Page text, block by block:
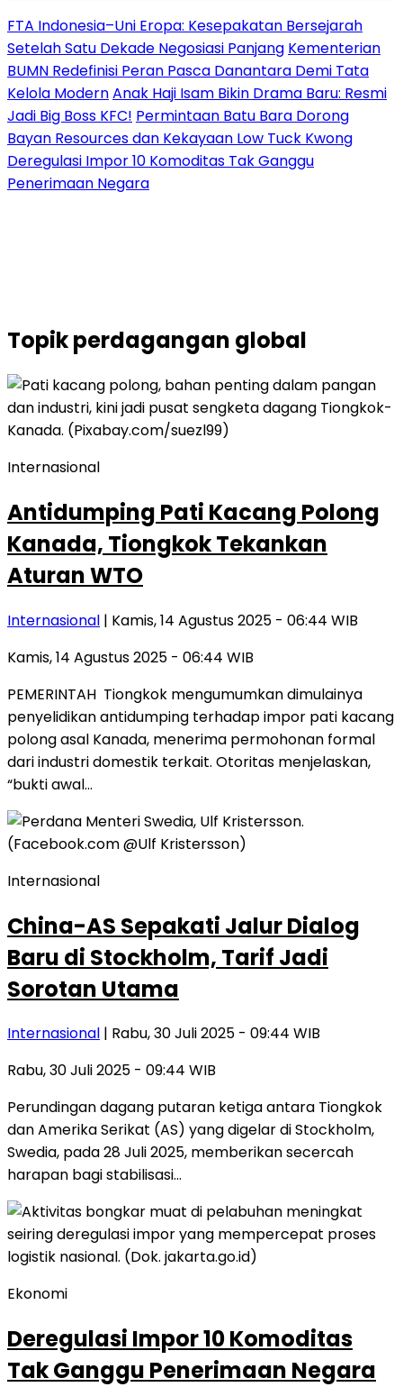
FTA Indonesia–Uni Eropa: Kesepakatan Bersejarah
Setelah Satu Dekade Negosiasi Panjang Kementerian
BUMN Redefinisi Peran Pasca Danantara Demi Tata
Kelola ModernAnak Haji Isam Bikin Drama Baru: Resmi
Jadi Big Boss KFC! Permintaan Batu Bara Dorong
Bayan Resources dan Kekayaan Low Tuck Kwong
Deregulasi Impor 10 Komoditas Tak Ganggu
Penerimaan Negara
Topikperdagangan global
Internasional
Antidumping Pati Kacang Polong
Kanada, Tiongkok Tekankan
Aturan WTO
Internasional | Kamis, 14 Agustus 2025 - 06:44 WIB
Kamis, 14 Agustus 2025 - 06:44 WIB
PEMERINTAH Tiongkok mengumumkan dimulainya
penyelidikan antidumping terhadap impor pati kacang
polong asal Kanada, menerima permohonan formal
dari industri domestik terkait. Otoritas menjelaskan,
“bukti awal…
Internasional
China-AS Sepakati Jalur Dialog
Baru di Stockholm, Tarif Jadi
Sorotan Utama
Internasional | Rabu, 30 Juli 2025 - 09:44 WIB
Rabu, 30 Juli 2025 - 09:44 WIB
Perundingan dagang putaran ketiga antara Tiongkok
dan Amerika Serikat (AS) yang digelar di Stockholm,
Swedia, pada 28 Juli 2025, memberikan secercah
harapan bagi stabilisasi…
Ekonomi
Deregulasi Impor 10 Komoditas
Tak Ganggu Penerimaan Negara